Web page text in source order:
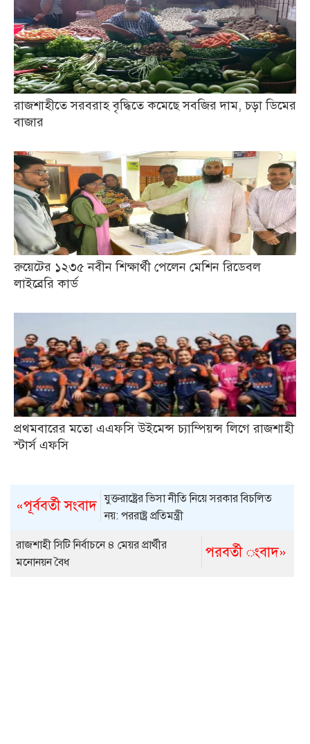
রাজশাহীতে সরবরাহ বৃদ্ধিতে কমেছে সবজির দাম, চড়া ডিমের
বাজার
রুয়েটের ১২৩৫ নবীন শিক্ষার্থী পেলেন মেশিন রিডেবল
লাইব্রেরি কার্ড
প্রথমবারের মতো এএফসি উইমেন্স চ্যাম্পিয়ন্স লিগে রাজশাহী
স্টার্স এফসি
«পূর্ববর্তী সংবাদ যুক্তরাষ্ট্রের ভিসা নীতি নিয়ে সরকার বিচলিত
নয়: পররাষ্ট্র প্রতিমন্ত্রী
পরবর্তী ংবাদ»
রাজশাহী সিটি নির্বাচনে ৪ মেয়র প্রার্থীর
মনোনয়ন বৈধ